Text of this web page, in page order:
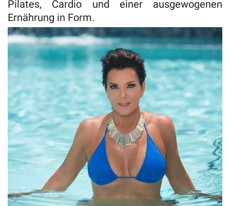
Pilates, Cardio und einer ausgewogenen
Ernährung in Form.